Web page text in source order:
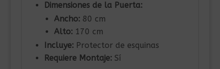
Dimensiones de la Puerta:
Ancho:80 cm
Alto:170 cm
Incluye:Protector de esquinas
Requiere Montaje:Sí